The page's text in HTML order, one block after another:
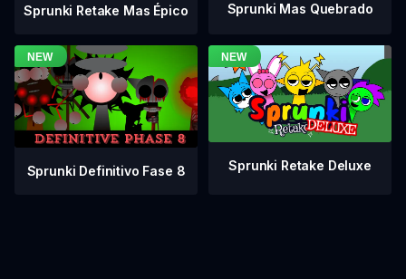
Sprunki Retake Mas Épico Sprunki Mas Quebrado
Sprunki Definitivo Fase 8 Sprunki Retake Deluxe